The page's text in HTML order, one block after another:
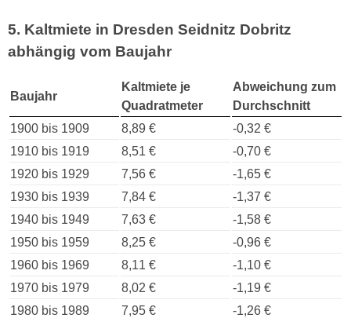
5. Kaltmiete in Dresden Seidnitz Dobritz
abhängig vom Baujahr
Baujahr
Kaltmiete je
Quadratmeter
Abweichung zum
Durchschnitt
1900 bis 1909
8,89 €
-0,32 €
1910 bis 1919
8,51 €
-0,70 €
1920 bis 1929
7,56 €
-1,65 €
1930 bis 1939
7,84 €
-1,37 €
1940 bis 1949
7,63 €
-1,58 €
1950 bis 1959
8,25 €
-0,96 €
1960 bis 1969
8,11 €
-1,10 €
1970 bis 1979
8,02 €
-1,19 €
1980 bis 1989
7,95 €
-1,26 €